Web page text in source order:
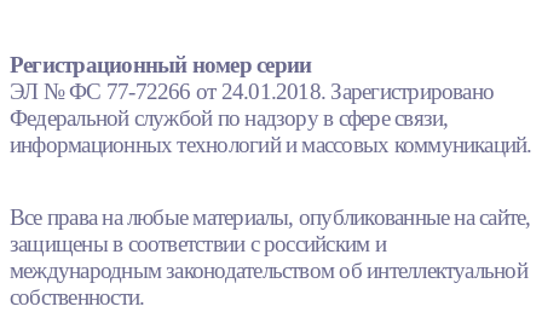
Регистрационный номер серии
ЭЛ № ФС 77-72266 от 24.01.2018. Зарегистрировано
Федеральной службой по надзору в сфере связи,
информационных технологий и массовых коммуникаций.
Все права на любые материалы, опубликованные на сайте,
защищены в соответствии с российским и
международным законодательством об интеллектуальной
собственности.